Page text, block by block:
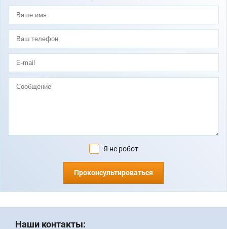
Я не робот
Проконсультироваться
Наши контакты: